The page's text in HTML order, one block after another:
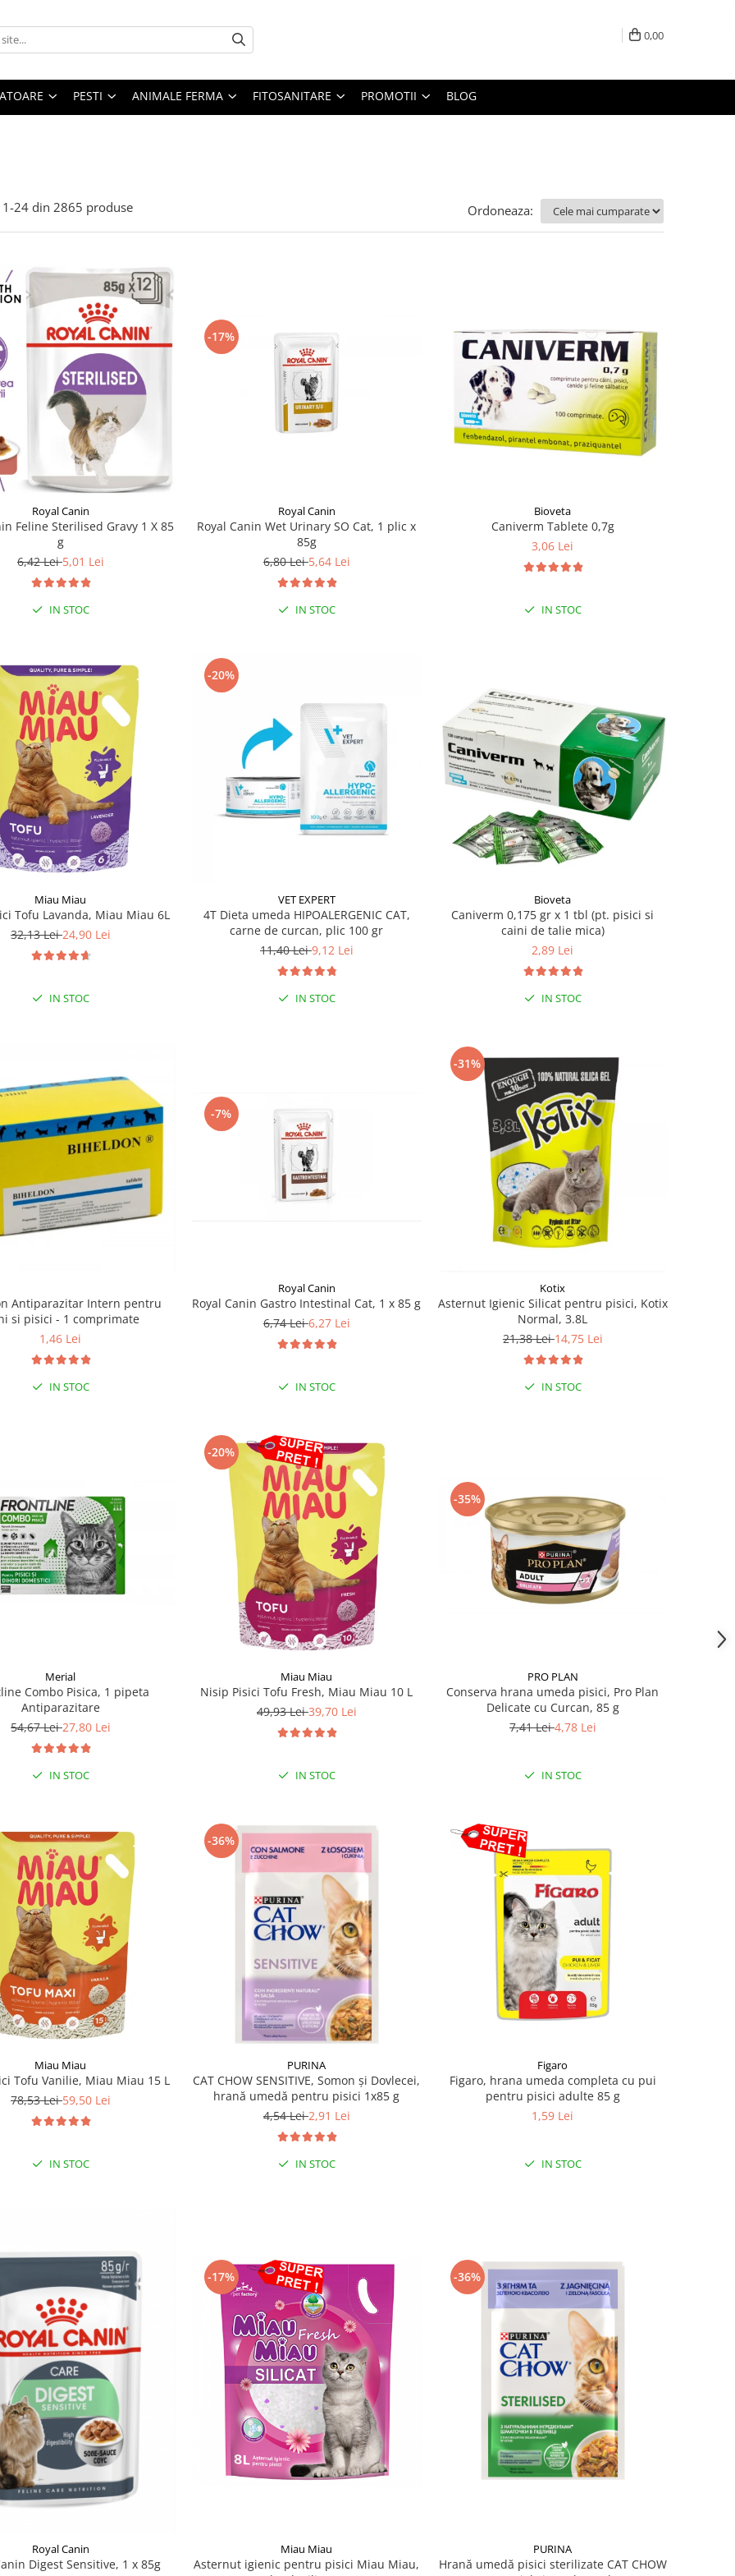
0,00
PESTI ANIMALE FERMA FITOSANITARE PROMOTII BLOG
1-24 din 2865 produse Ordoneaza:
Royal Canin
Feline Sterilised Gravy 1 X 85
g
6,42 Lei5,01 Lei
IN STOC
-17%
Royal Canin
Royal Canin Wet Urinary SO Cat, 1 plic x
85g
6,80 Lei5,64 Lei
IN STOC
Bioveta
Caniverm Tablete 0,7g
3,06 Lei
IN STOC
Miau Miau
Tofu Lavanda, Miau Miau 6L
32,13 Lei24,90 Lei
IN STOC
-20%
VET EXPERT
4T Dieta umeda HIPOALERGENIC CAT,
carne de curcan, plic 100 gr
11,40 Lei9,12 Lei
IN STOC
Bioveta
Caniverm 0,175 gr x 1 tbl (pt. pisici si
caini de talie mica)
2,89 Lei
IN STOC
Antiparazitar Intern pentru
si pisici - 1 comprimate
1,46 Lei
IN STOC
-7%
Royal Canin
Royal Canin Gastro Intestinal Cat, 1 x 85 g
6,74 Lei6,27 Lei
IN STOC
-31%
Kotix
Asternut Igienic Silicat pentru pisici, Kotix
Normal, 3.8L
21,38 Lei14,75 Lei
IN STOC
Merial
Combo Pisica, 1 pipeta
Antiparazitare
54,67 Lei27,80 Lei
IN STOC
-20%
Miau Miau
Nisip Pisici Tofu Fresh, Miau Miau 10 L
49,93 Lei39,70 Lei
IN STOC
-35%
PRO PLAN
Conserva hrana umeda pisici, Pro Plan
Delicate cu Curcan, 85 g
7,41 Lei4,78 Lei
IN STOC
Miau Miau
Tofu Vanilie, Miau Miau 15 L
78,53 Lei59,50 Lei
IN STOC
-36%
PURINA
CAT CHOW SENSITIVE, Somon și Dovlecei,
hrană umedă pentru pisici 1x85 g
4,54 Lei2,91 Lei
IN STOC
Figaro
Figaro, hrana umeda completa cu pui
pentru pisici adulte 85 g
1,59 Lei
IN STOC
Royal Canin
Digest Sensitive, 1 x 85g
-17%
Miau Miau
Asternut igienic pentru pisici Miau Miau,
-36%
PURINA
Hrană umedă pisici sterilizate CAT CHOW